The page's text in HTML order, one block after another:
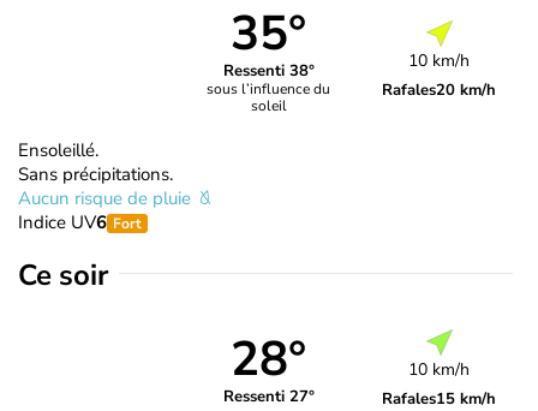
35°
Ressenti 38°
sous l’influence du
soleil
10 km/h
Rafales20 km/h
Ensoleillé.
Sans précipitations.
Aucun risque de pluie
Indice UV6 Fort
Ce soir
28°
Ressenti 27°
10 km/h
Rafales15 km/h